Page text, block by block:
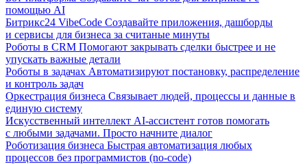
помощью AI
Битрикс24 VibeCode Создавайте приложения, дашборды
и сервисы для бизнеса за считаные минуты
Роботы в CRM Помогают закрывать сделки быстрее и не
упускать важные детали
Роботы в задачах Автоматизируют постановку, распределение
и контроль задач
Оркестрация бизнеса Связывает людей, процессы и данные в
единую систему
Искусственный интеллект AI-ассистент готов помогать
с любыми задачами. Просто начните диалог
Роботизация бизнеса Быстрая автоматизация любых
процессов без программистов (no-code)